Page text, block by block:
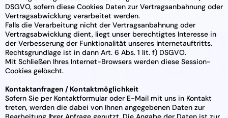
DSGVO, sofern diese Cookies Daten zur Vertragsanbahnung oder
Vertragsabwicklung verarbeitet werden.
Falls die Verarbeitung nicht der Vertragsanbahnung oder
Vertragsabwicklung dient, liegt unser berechtigtes Interesse in
der Verbesserung der Funktionalität unseres Internetauftritts.
Rechtsgrundlage ist in dann Art. 6 Abs. 1 lit. f) DSGVO.
Mit Schließen Ihres Internet-Browsers werden diese Session-
Cookies gelöscht.
Kontaktanfragen / Kontaktmöglichkeit
Sofern Sie per Kontaktformular oder E-Mail mit uns in Kontakt
treten, werden die dabei von Ihnen angegebenen Daten zur